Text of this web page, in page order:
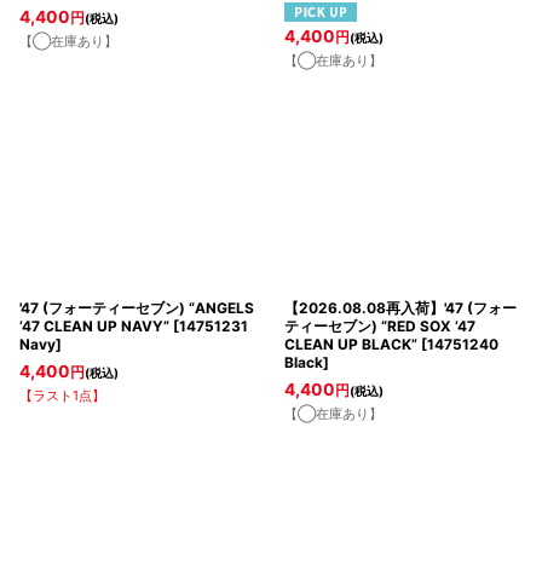
4,400円(税込)
【◯在庫あり】 4,400円(税込)
【◯在庫あり】
'47 (フォーティーセブン) “ANGELS
’47 CLEAN UP NAVY” [14751231
Navy]
4,400円(税込)
【ラスト1点】
【2026.08.08再入荷】'47 (フォー
ティーセブン) “RED SOX ’47
CLEAN UP BLACK” [14751240
Black]
4,400円(税込)
【◯在庫あり】